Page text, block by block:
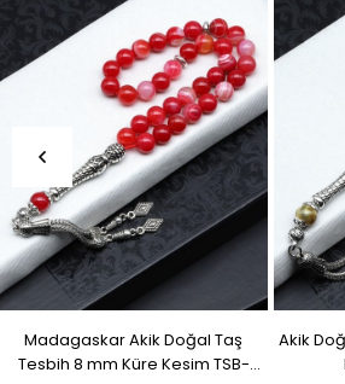
Madagaskar Akik Doğal Taş
Tesbih 8 mm Küre Kesim TSB-
Akik